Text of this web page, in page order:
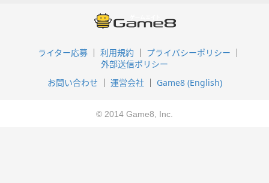
ライター応募 利用規約
プライバシーポリシー
外部送信ポリシー
お問い合わせ
運営会社 Game8 (English)
© 2014 Game8, Inc.